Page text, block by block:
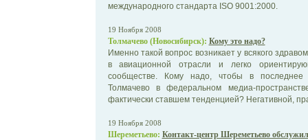
международного стандарта ISO 9001:2000.
19 Ноября 2008
Толмачево (Новосибирск): Кому это надо?
Именно такой вопрос возникает у всякого
в авиационной отрасли и легко
сообществе. Кому надо, чтобы в последнее
Толмачево в федеральном медиа-
фактически ставшем тенденцией? Негативной,
19 Ноября 2008
Шереметьево: Контакт-центр Шереметьево